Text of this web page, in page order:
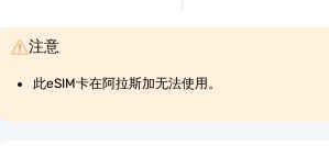
注意
此eSIM卡在阿拉斯加无法使用。